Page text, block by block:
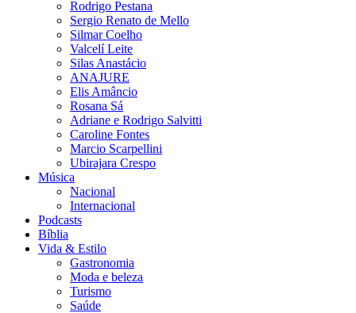
Rodrigo Pestana
Sergio Renato de Mello
Silmar Coelho
Valcelí Leite
Silas Anastácio
ANAJURE
Elis Amâncio
Rosana Sá
Adriane e Rodrigo Salvitti
Caroline Fontes
Marcio Scarpellini
Ubirajara Crespo
Música
Nacional
Internacional
Podcasts
Bíblia
Vida & Estilo
Gastronomia
Moda e beleza
Turismo
Saúde